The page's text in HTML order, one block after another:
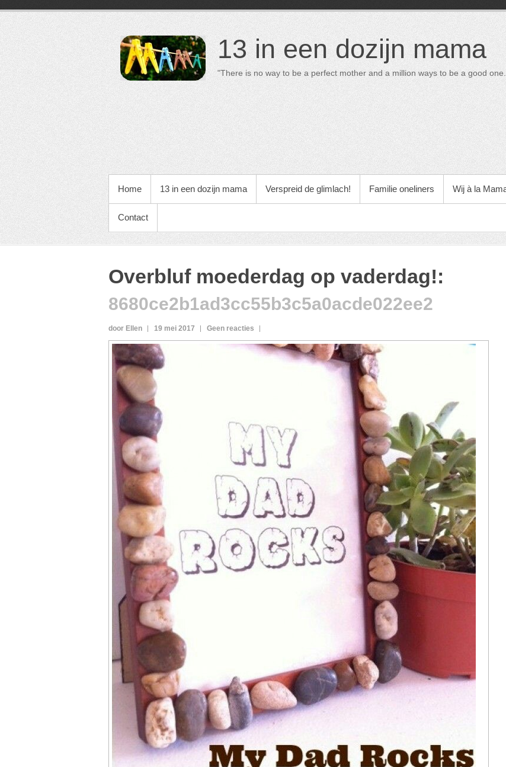
13 in een dozijn mama
"There is no way to be a perfect mother and a million ways to be a good
PRIMAIR MENU
Home 13 in een dozijn mama Verspreid de glimlach! Familie oneliners Wij à la
Contact
Overbluf moederdag op vaderdag!:
8680ce2b1ad3cc55b3c5a0acde022ee2
door Ellen 19 mei 2017 Geen reacties